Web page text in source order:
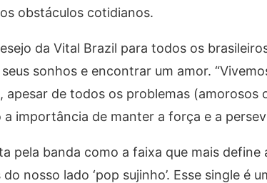
obstáculos cotidianos.
da Vital Brazil para todos os
sonhos e encontrar um amor.
apesar de todos os problemas (amorosos
importância de manter a força e a
pela banda como a faixa que mais define
nosso lado ‘pop sujinho’. Esse single é